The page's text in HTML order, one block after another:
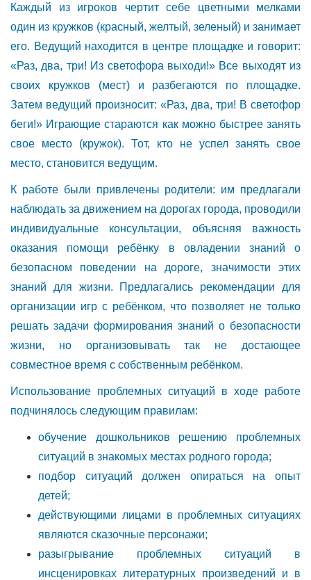
Каждый из игроков чертит себе цветными мелками
один из кружков (красный, желтый, зеленый) и занимает
его. Ведущий находится в центре площадке и говорит:
«Раз, два, три! Из светофора выходи!» Все выходят из
своих кружков (мест) и разбегаются по площадке.
Затем ведущий произносит: «Раз, два, три! В светофор
беги!» Играющие стараются как можно быстрее занять
свое место (кружок). Тот, кто не успел занять свое
место, становится ведущим.
К работе были привлечены родители: им предлагали
наблюдать за движением на дорогах города, проводили
индивидуальные консультации, объясняя важность
оказания помощи ребёнку в овладении знаний о
безопасном поведении на дороге, значимости этих
знаний для жизни. Предлагались рекомендации для
организации игр с ребёнком, что позволяет не только
решать задачи формирования знаний о безопасности
жизни, но организовывать так не достающее
совместное время с собственным ребёнком.
Использование проблемных ситуаций в ходе работе
подчинялось следующим правилам:
обучение дошкольников решению проблемных
ситуаций в знакомых местах родного города;
подбор ситуаций должен опираться на опыт
детей;
действующими лицами в проблемных ситуациях
являются сказочные персонажи;
разыгрывание проблемных ситуаций в
инсценировках литературных произведений и в